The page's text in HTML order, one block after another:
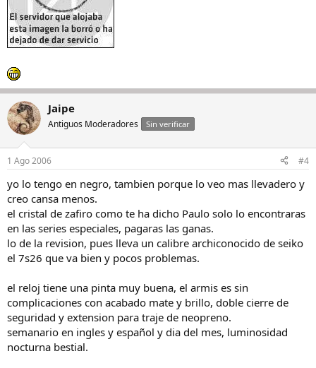
Jaipe
Antiguos Moderadores Sin verificar
1 Ago 2006 #4
yo lo tengo en negro, tambien porque lo veo mas llevadero y
creo cansa menos.
el cristal de zafiro como te ha dicho Paulo solo lo encontraras
en las series especiales, pagaras las ganas.
lo de la revision, pues lleva un calibre archiconocido de seiko
el 7s26 que va bien y pocos problemas.
el reloj tiene una pinta muy buena, el armis es sin
complicaciones con acabado mate y brillo, doble cierre de
seguridad y extension para traje de neopreno.
semanario en ingles y español y dia del mes, luminosidad
nocturna bestial.